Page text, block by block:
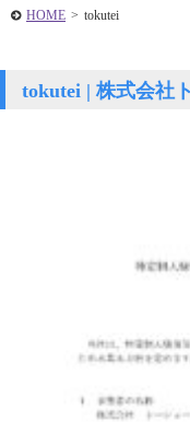
HOME > tokutei
tokutei | 株式会社